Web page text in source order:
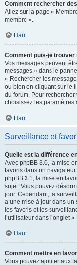
Comment rechercher
Allez sur la page «
membre ».
Haut
Comment puis-je
Vos messages peuvent
messages » dans le
« Rechercher les
ou bien en cliquant sur le
du forum. Pour
choisissez les paramètres
Haut
Surveillance et
Quelle est la différence
Avec phpBB 3.0, la mise
favoris dans un
phpBB 3.1, la mise en
sujet. Vous pouvez
jour. Cependant, la
a une mise à jour dans un
les favoris et les
l’utilisateur dans l’onglet
Haut
Comment mettre en
Vous pouvez ajouter aux